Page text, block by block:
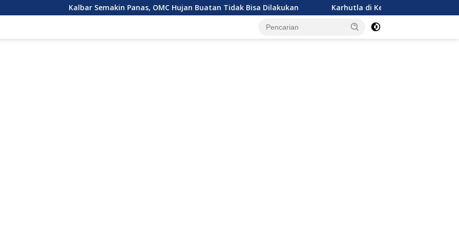
Kalbar Semakin Panas, OMC Hujan Buatan Tidak Bisa Dilakukan Karhutla di Ketapang Makan Korban Jiwa